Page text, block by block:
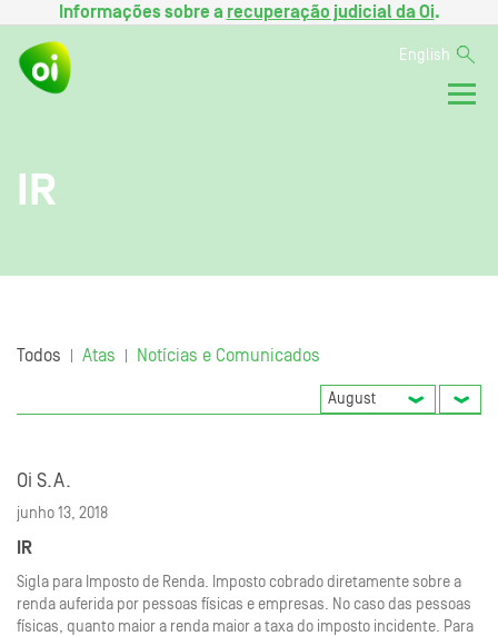
Informações sobre a recuperação judicial da Oi.
English
IR
Todos Atas Notícias e Comunicados
Oi S.A.
junho 13, 2018
IR
Sigla para Imposto de Renda. Imposto cobrado diretamente sobre a
renda auferida por pessoas físicas e empresas. No caso das pessoas
físicas, quanto maior a renda maior a taxa do imposto incidente. Para